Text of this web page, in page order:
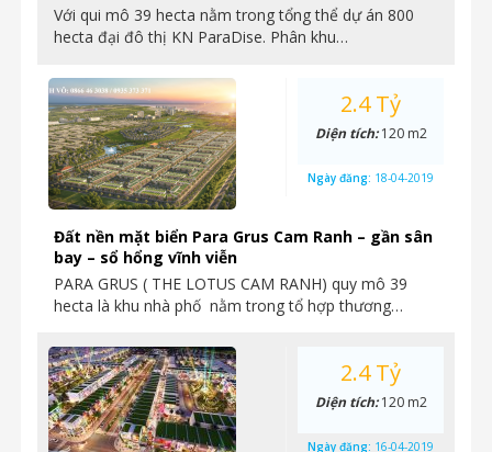
Với qui mô 39 hecta nằm trong tổng thể dự án 800
hecta đại đô thị KN ParaDise. Phân khu…
Đất nền mặt biển Para Grus Cam Ranh – gần sân
bay – sổ hổng vĩnh viễn
PARA GRUS ( THE LOTUS CAM RANH) quy mô 39
hecta là khu nhà phố nằm trong tổ hợp thương…
2.4 Tỷ
Diện tích:120 m2
Ngày đăng: 18-04-2019
2.4 Tỷ
Diện tích:120 m2
Ngày đăng: 16-04-2019